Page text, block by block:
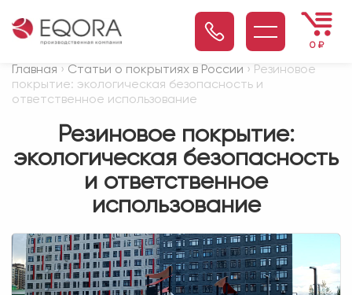
0 ₽
Главная › Статьи о покрытиях в России › Резиновое
покрытие: экологическая безопасность и
ответственное использование
Резиновое покрытие:
экологическая безопасность
и ответственное
использование